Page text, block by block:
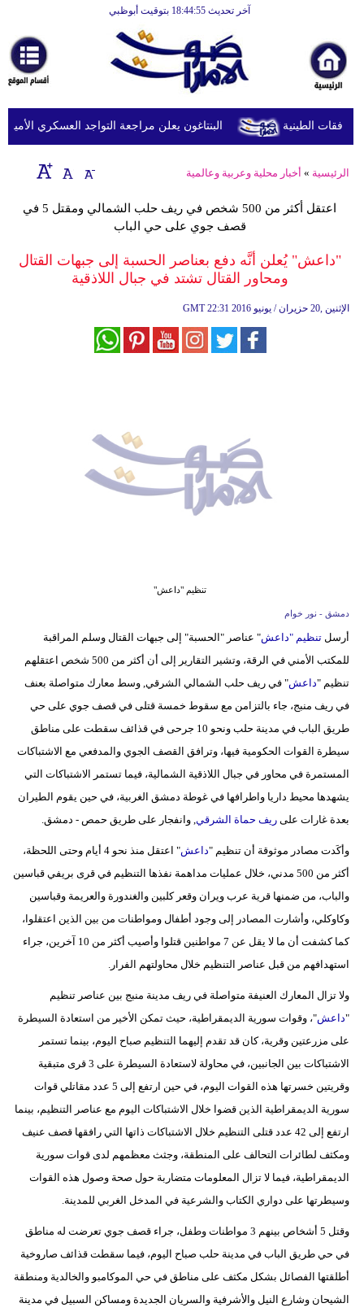
آخر تحديث 18:44:55 بتوقيت أبوظبي
أخبارعاجلة
رياضة
ثقافة
إقتصاد
وموسيقى
أزياء
وتكنولوجيا
بيئة
مدوَّنات
أبراج
سيارات
البنتاغون يعلن مراجعة التواجد العسكري
الرئيسية » أخبار محلية وعربية وعالمية
اعتقل أكثر من 500 شخص في ريف حلب الشمالي ومقتل 5 في
قصف جوي على حي الباب
"داعش" يُعلن أنَّه دفع بعناصر الحسبة إلى جبهات القتال
ومحاور القتال تشتد في جبال اللاذقية
GMT 22:31 2016 الإثنين ,20 حزيران / يونيو
تنظيم "داعش"
دمشق - نور خوام
أرسل تنظيم "داعش" عناصر "الحسبة" إلى جبهات القتال وسلم المراقبة
للمكتب الأمني في الرقة، وتشير التقارير إلى أن أكثر من 500 شخص اعتقلهم
تنظيم "داعش" في ريف حلب الشمالي الشرقي, وسط معارك متواصلة بعنف
في ريف منبج، جاء بالتزامن مع سقوط خمسة قتلى في قصف جوي على حي
طريق الباب في مدينة حلب ونحو 10 جرحى في قذائف سقطت على مناطق
سيطرة القوات الحكومية فيها، وترافق القصف الجوي والمدفعي مع الاشتباكات
المستمرة في محاور في جبال اللاذقية الشمالية، فيما تستمر الاشتباكات التي
يشهدها محيط داريا واطرافها في غوطة دمشق الغربية، في حين يقوم الطيران
بعدة غارات على ريف حماة الشرقي , وانفجار على طريق حمص - دمشق.
وأكَدت مصادر موثوقة أن تنظيم "داعش
" اعتقل منذ نحو 4 أيام وحتى اللحظة،
أكثر من 500 مدني، خلال عمليات مداهمة نفذها التنظيم في قرى بريفي قباسين
والباب، من ضمنها قرية عرب ويران وقعر كلبين والغندورة والعريمة وقباسين
وكاوكلي، وأشارت المصادر إلى وجود أطفال ومواطنات من بين الذين اعتقلوا،
كما كشفت أن ما لا يقل عن 7 مواطنين قتلوا وأصيب أكثر من 10 آخرين، جراء
استهدافهم من قبل عناصر التنظيم خلال محاولتهم الفرار.
ولا تزال المعارك العنيفة متواصلة في ريف مدينة منبج بين عناصر تنظيم
"داعش"، وقوات سورية الديمقراطية، حيث تمكن الأخير من استعادة السيطرة
على مزرعتين وقرية، كان قد تقدم إليهما التنظيم صباح اليوم، بينما تستمر
الاشتباكات بين الجانبين، في محاولة لاستعادة السيطرة على 3 قرى متبقية
وقريتين خسرتها هذه القوات اليوم، في حين ارتفع إلى 5 عدد مقاتلي قوات
سورية الديمقراطية الذين قضوا خلال الاشتباكات اليوم مع عناصر التنظيم، بينما
ارتفع إلى 42 عدد قتلى التنظيم خلال الاشتباكات ذاتها التي رافقها قصف عنيف
ومكثف لطائرات التحالف على المنطقة، وجثث معظمهم لدى قوات سورية
الديمقراطية، فيما لا تزال المعلومات متضاربة حول صحة وصول هذه القوات
وسيطرتها على دواري الكتاب والشرعية في المدخل الغربي للمدينة.
وقتل 5 أشخاص بينهم 3 مواطنات وطفل، جراء قصف جوي تعرضت له مناطق
في حي طريق الباب في مدينة حلب صباح اليوم، فيما سقطت قذائف صاروخية
أطلقتها الفصائل بشكل مكثف على مناطق في حي الموكامبو والخالدية ومنطقة
الشيحان وشارع النيل والأشرفية والسريان الجديدة ومساكن السبيل في مدينة